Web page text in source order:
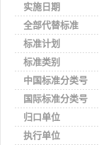
实施日期
全部代替标准
标准计划
标准类别
中国标准分类号
国际标准分类号
归口单位
执行单位